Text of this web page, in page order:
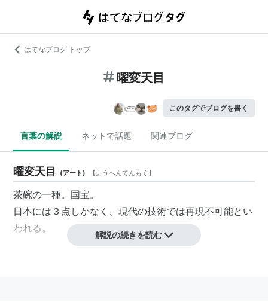
はてなブログ トップ
曜変天目
このタグでブログを書く
言葉の解説 ネットで話題 関連ブログ
曜変天目 (アート) 【ようへんてんもく 】
茶碗の一種。国宝。
日本には３点しかなく、現代の技術では再現不可能とい
われる。
解説の続きを読む